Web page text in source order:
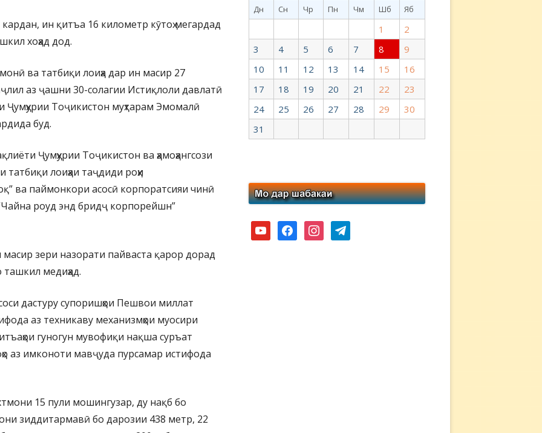
ин қитъа 16 километр кӯтоҳ мегардад
хоҳад дод.
ва татбиқи лоиҳа дар ин масир 27
аз ҷашни 30-солагии Истиқлоли давлатӣ
Тоҷикистон муҳтарам Эмомалӣ
буд.
Ҷумҳурии Тоҷикистон ва ҳамоҳангсози
лоиҳаи таҷдиди роҳи
ва паймонкори асосӣ корпоратсияи чинӣ
роуд энд бридҷ корпорейшн”
зери назорати пайваста қарор дорад
ташкил медиҳад.
дастуру супоришҳои Пешвои миллат
аз техникаву механизмҳои муосири
гуногун мувофиқи нақша суръат
аз имконоти мавҷуда пурсамар истифода
15 пули мошингузар, ду нақб бо
зиддитармавӣ бо дарозии 438 метр, 22
Дн Сн Чр Пн Чм Шб Яб
1
2
3
4 5 6 7 8
9
10
11 12 13 14 15
16
17
18 19 20 21 22
23
24
25 26 27 28 29
30
31
youtubefacebookinstagramtelegram